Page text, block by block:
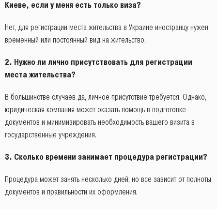
Киеве, если у меня есть только виза?
Нет, для регистрации места жительства в Украине иностранцу нужен
временный или постоянный вид на жительство.
2. Нужно ли лично присутствовать для регистрации
места жительства?
В большинстве случаев да, личное присутствие требуется. Однако,
юридическая компания может оказать помощь в подготовке
документов и минимизировать необходимость вашего визита в
государственные учреждения.
3. Сколько времени занимает процедура регистрации?
Процедура может занять несколько дней, но все зависит от полноты
документов и правильности их оформления.